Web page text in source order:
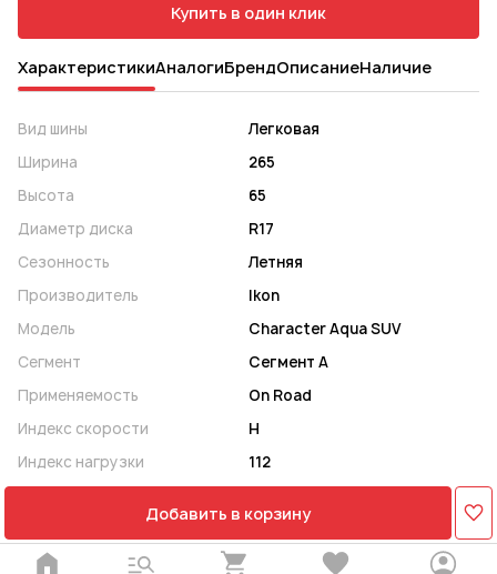
Купить в один клик
ХарактеристикиАналогиБрендОписаниеНаличие
Вид шины
Легковая
Ширина
265
Высота
65
Диаметр диска
R17
Сезонность
Летняя
Производитель
Ikon
Модель
Character Aqua SUV
Сегмент
Сегмент A
Применяемость
On Road
Индекс скорости
H
Индекс нагрузки
112
Добавить в корзину